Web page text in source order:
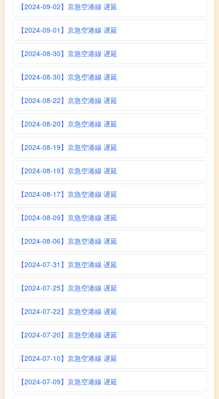
【2024-09-02】京急空港線 遅延
【2024-09-01】京急空港線 遅延
【2024-08-30】京急空港線 遅延
【2024-08-30】京急空港線 遅延
【2024-08-22】京急空港線 遅延
【2024-08-20】京急空港線 遅延
【2024-08-19】京急空港線 遅延
【2024-08-19】京急空港線 遅延
【2024-08-17】京急空港線 遅延
【2024-08-09】京急空港線 遅延
【2024-08-06】京急空港線 遅延
【2024-07-31】京急空港線 遅延
【2024-07-25】京急空港線 遅延
【2024-07-22】京急空港線 遅延
【2024-07-20】京急空港線 遅延
【2024-07-10】京急空港線 遅延
【2024-07-09】京急空港線 遅延